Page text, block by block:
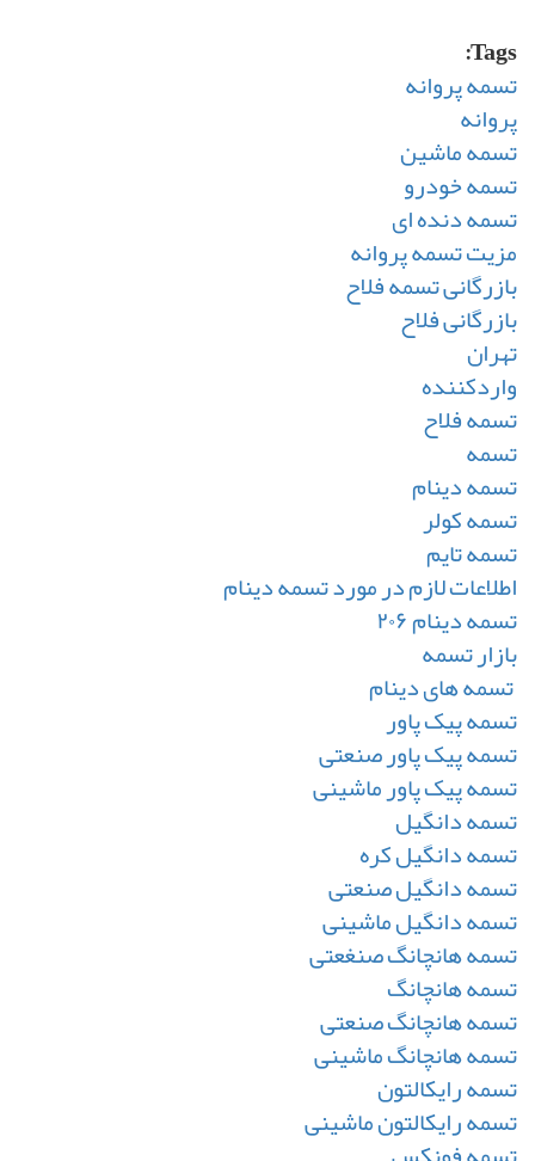
Tags:
تسمه پروانه
پروانه
تسمه ماشین
تسمه خودرو
تسمه دنده ای
مزیت تسمه پروانه
بازرگانی تسمه فلاح
بازرگانی فلاح
تهران
واردکننده
تسمه فلاح
تسمه
تسمه دینام
تسمه کولر
تسمه تایم
اطلاعات لازم در مورد تسمه دینام
تسمه دینام ۲۰۶
بازار تسمه
تسمه های دینام
تسمه پیک پاور
تسمه پیک پاور صنعتی
تسمه پیک پاور ماشینی
تسمه دانگیل
تسمه دانگیل کره
تسمه دانگیل صنعتی
تسمه دانگیل ماشینی
تسمه هانچانگ صنغعتی
تسمه هانچانگ
تسمه هانچانگ صنعتی
تسمه هانچانگ ماشینی
تسمه رایکالتون
تسمه رایکالتون ماشینی